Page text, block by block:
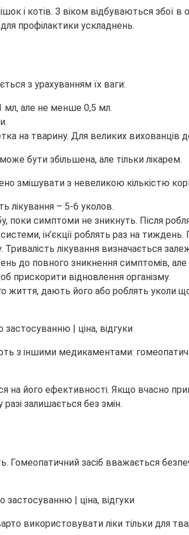
і котів. З віком відбуваються збої в
профілактики ускладнень.
з урахуванням їх ваги:
мл, але не менше 0,5 мл.
на тварину. Для великих вихованців
бути збільшена, але тільки лікарем.
змішувати з невеликою кількістю
лікування – 5-6 уколов.
симптоми не зникнуть. Після
ін’єкції роблять раз на
лікування визначається
до повного зникнення симптомів, але
прискорити відновлення організму.
життя, дають його або роблять уколи
з іншими медикаментами:
на його ефективності. Якщо вчасно
залишається без змін.
Гомеопатичний засіб вважається
використовувати ліки тільки для